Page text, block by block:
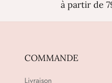
à partir de
COMMANDE
Livraison